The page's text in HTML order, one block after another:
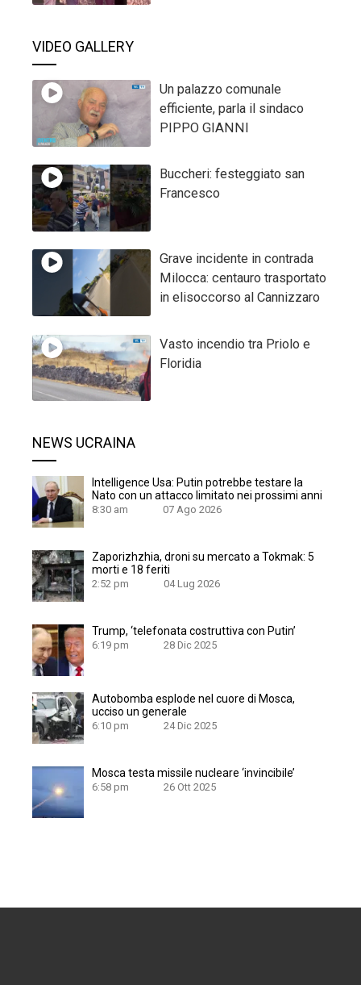
VIDEO GALLERY
Un palazzo comunale
efficiente, parla il sindaco
PIPPO GIANNI
Buccheri: festeggiato san
Francesco
Grave incidente in contrada
Milocca: centauro trasportato
in elisoccorso al Cannizzaro
Vasto incendio tra Priolo e
Floridia
NEWS UCRAINA
Intelligence Usa: Putin potrebbe testare la
Nato con un attacco limitato nei prossimi anni
8:30 am 07 Ago 2026
Zaporizhzhia, droni su mercato a Tokmak: 5
morti e 18 feriti
2:52 pm 04 Lug 2026
Trump, ‘telefonata costruttiva con Putin’
6:19 pm 28 Dic 2025
Autobomba esplode nel cuore di Mosca,
ucciso un generale
6:10 pm 24 Dic 2025
Mosca testa missile nucleare ‘invincibile’
6:58 pm 26 Ott 2025